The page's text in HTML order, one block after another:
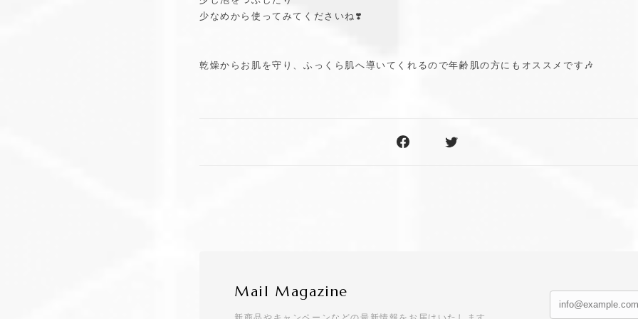
少なめから使ってみてくださいね❣️
乾燥からお肌を守り、ふっくら肌へ導いてくれるので年齢肌の方にもオススメです🎶
Mail Magazine